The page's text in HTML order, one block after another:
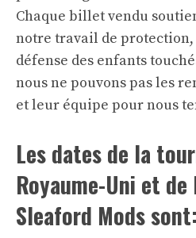
Chaque billet vendu
notre travail de protection,
défense des enfants
nous ne pouvons pas les
et leur équipe pour nous
Les dates de la
Royaume-Uni et
Sleaford Mods sont: